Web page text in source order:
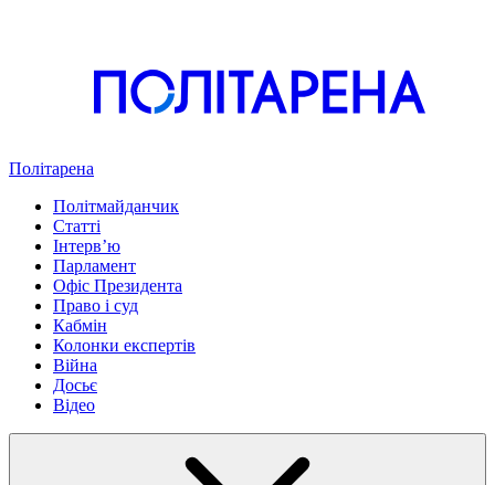
Політарена
Політмайданчик
Статті
Інтервʼю
Парламент
Офіс Президента
Право і суд
Кабмін
Колонки експертів
Війна
Досьє
Відео